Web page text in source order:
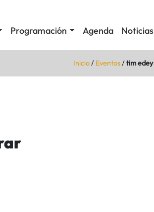
Programación Agenda Noticias
Inicio/ Eventos/tim edey